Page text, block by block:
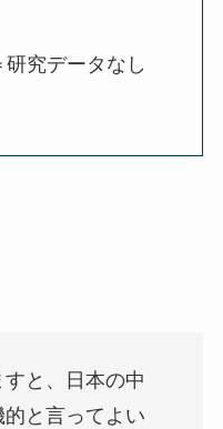
究データなし
と、日本の中
と言ってよい